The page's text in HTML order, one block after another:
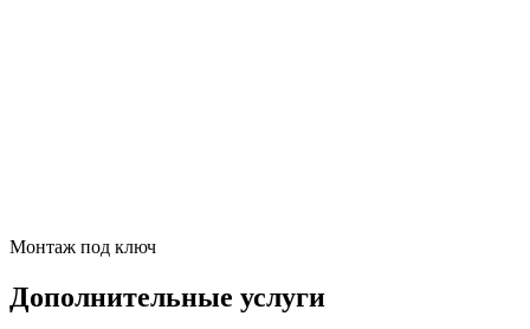
Монтаж под ключ
Дополнительные услуги